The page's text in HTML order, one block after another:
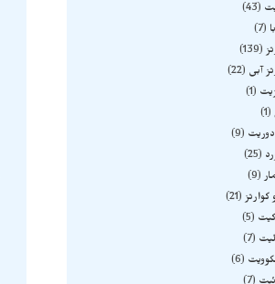
43
7
139
آبی
22
1
1
9
25
9
کوارتز 21
5
7
6